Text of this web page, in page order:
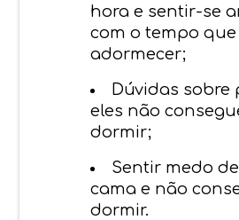
hora e sentir-se
com o tempo
adormecer;
Dúvidas sobre
eles não
dormir;
Sentir medo
cama e não
dormir.